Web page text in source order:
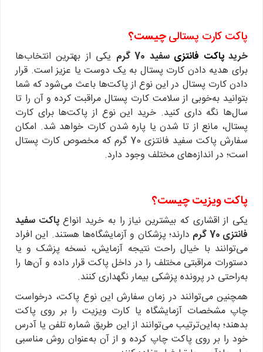
پاکت کارت پستالیچیست؟
خریدپاکت فانتزی سفید 70 گرم
یکی از بهترین انتخاب‌ها
برای هدیه دادن کارت پستال به یک دوست یا عزیز است. قرار
دادن کارت پستال در این نوع از پاکت‌ها باعث می‌شود که شما
بتوانید به‌خوبی از سلامت کارت پستال مراقبت کرده و آن را تا
سال‌ها نگه داری کنید. خرید این نوع از پاکت‌ها برای کارت
پستال، مانع از تا شدن یا پاره شدن کارت خواهد شد. امکان
سفارش پاکت سفید فانتزی 70 گرم که مخصوص کارت پستال
است؛ در اندازه‌های مختلف وجود دارد.
پاکتویزیت چیست؟
یکی از اقشاری که بیشترین نیاز را به خرید انواعپاکت سفید
فانتزی 70 گرم
دارند؛ پزشکان و آزمایشگاه‌ها هستند. این افراد
می‌توانند با خیال راحت نتیجه آزمایش، نسخه پزشک و یا
دستورات مراقبتی مختلف را در داخل پاکت قرار داده و آن‌ها را
به‌راحتی در پرونده پزشکی بیمار نگهداری کنند.
همچنین می‌توانند در زمان سفارش این نوع پاکت، درخواست
چاپ مشخصات آزمایشگاه یا کارت ویزیت را بر روی پاکت
بدهند؛ به‌این‌ترتیب می‌توانند از این طریق شماره تلفن یا آدرس
خود را بر روی پاکت چاپ کرده و از آن به‌عنوان روش مناسبی